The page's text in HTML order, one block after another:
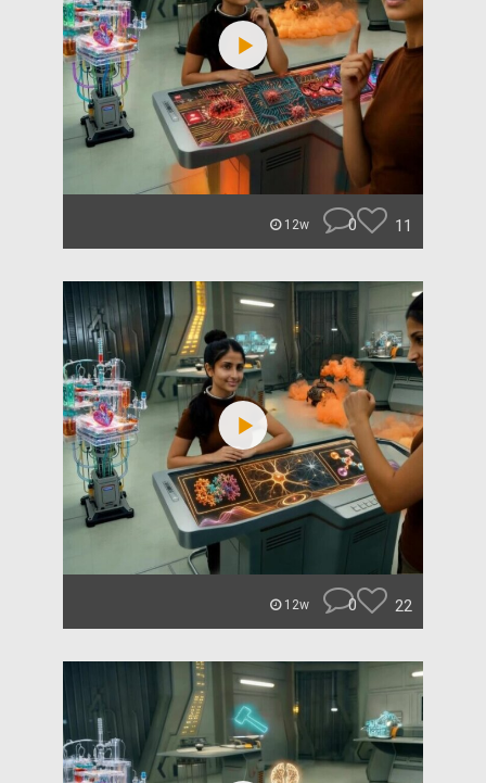
12w 0 11
12w 0 22